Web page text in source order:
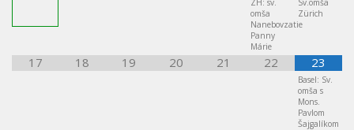
ZH: sv.
omša
Nanebovzatie
Panny
Márie
Sv.omša
Zürich
17 18 19 20 21 22 23
Basel: Sv.
omša s
Mons.
Pavlom
Šajgalíkom